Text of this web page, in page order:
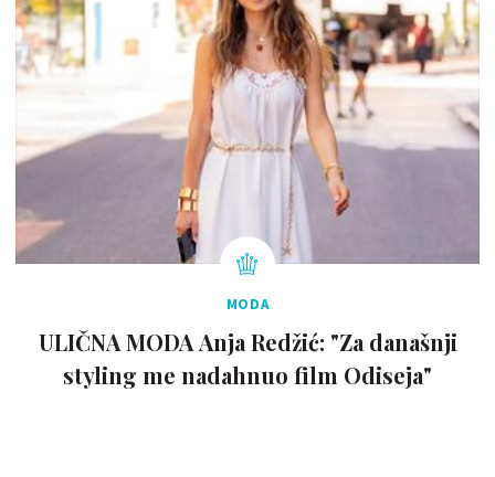
MODA
ULIČNA MODA Anja Redžić: "Za današnji
styling me nadahnuo film Odiseja"